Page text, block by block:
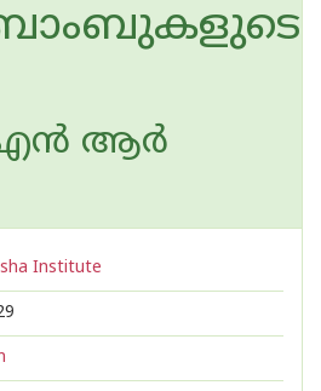
ആര്‍
Institute